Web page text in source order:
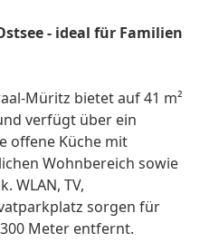
- ideal für Familien
Müritz bietet auf 41 m²
verfügt über ein
offene Küche mit
Wohnbereich sowie
WLAN, TV,
sorgen für
Meter entfernt.